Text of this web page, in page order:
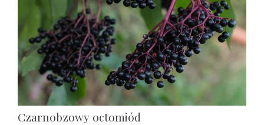
Czarnobzowy octomiód